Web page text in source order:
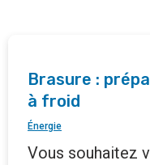
Brasure :
à froid
Énergie
Vous souhaitez